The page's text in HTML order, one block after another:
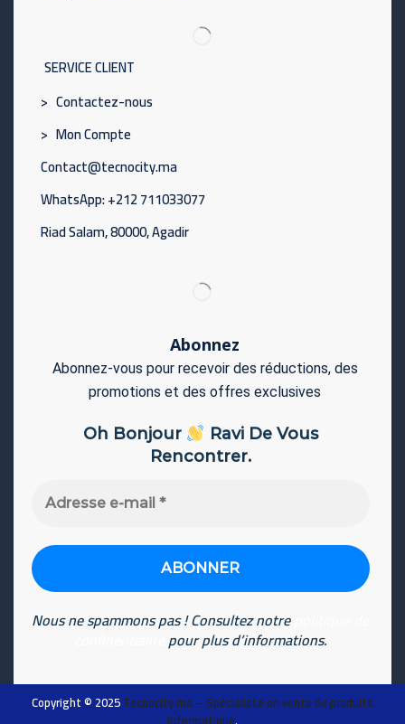
SERVICE CLIENT
> Contactez-nous
> Mon Compte
Contact@tecnocity.ma
WhatsApp: +212 711033077
Riad Salam, 80000, Agadir
Abonnez
Abonnez-vous pour recevoir des réductions, des
promotions et des offres exclusives
Oh Bonjour
Ravi De Vous
Rencontrer.
Nous ne spammons pas ! Consultez notre
pour plus d’informations.
Copyright © 2025Tecnocity.ma– Spécialiste en vente de produits